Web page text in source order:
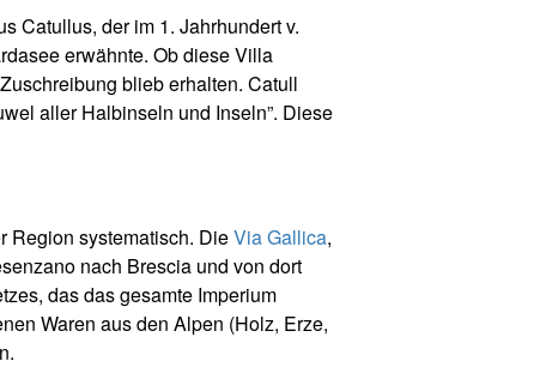
Catullus, der im 1. Jahrhundert v.
erwähnte. Ob diese Villa
blieb erhalten. Catull
aller Halbinseln und Inseln”. Diese
Region systematisch. DieVia Gallica,
nach Brescia und von dort
das das gesamte Imperium
Waren aus den Alpen (Holz, Erze,